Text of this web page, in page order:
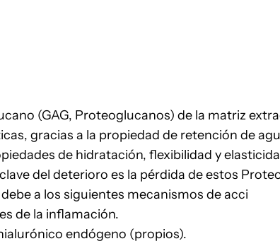
(GAG, Proteoglucanos) de la matriz
gracias a la propiedad de retención de
de hidratación, flexibilidad y
del deterioro es la pérdida de estos
a los siguientes mecanismos de acci
de la inflamación.
endógeno (propios).